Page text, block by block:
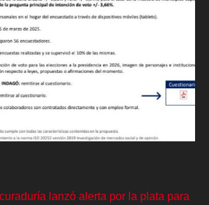
lanzó alerta por la plata para